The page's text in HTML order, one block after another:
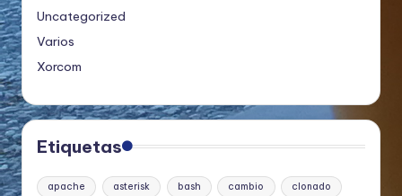
Uncategorized
Varios
Xorcom
Etiquetas
apache asterisk bash cambio clonado